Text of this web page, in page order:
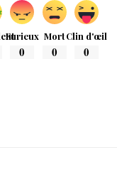
Furieux
0
Mort
0
Clin d'œil
0